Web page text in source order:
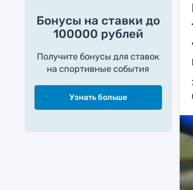
Бонусы на ставки до
100000 рублей
Получите бонусы для ставок
на спортивные события
Узнать больше